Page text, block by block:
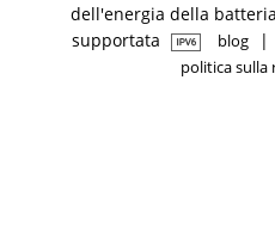
dell'energia della
supportata
blog |
politica sulla